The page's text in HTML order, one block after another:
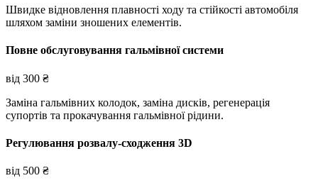
Швидке відновлення плавності ходу та стійкості автомобіля
шляхом заміни зношених елементів.
Повне обслуговування гальмівної системи
від 300 ₴
Заміна гальмівних колодок, заміна дисків, регенерація
супортів та прокачування гальмівної рідини.
Регулювання розвалу-сходження 3D
від 500 ₴